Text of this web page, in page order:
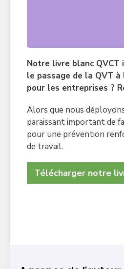
Notre livre blanc
le passage de la QVT
pour les entreprises ?
Alors que nous
paraissant important de
pour une prévention
de travail.
Télécharger notre